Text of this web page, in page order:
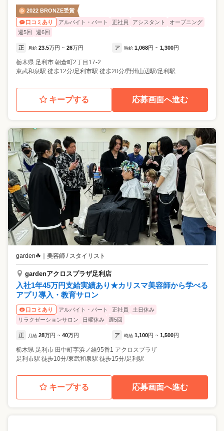
2022 BRONZE受賞
口コミあり
アルバイト・パート 正社員 アシスタント
オープニング
週5回
週6回
正 月給 23.5万円 ~ 26万円 ア 時給 1,068円 ~ 1,300円
栃木県 足利市 朝倉町2丁目17-2
東武和泉駅 徒歩12分/足利市駅 徒歩20分/野州山辺駅/足利駅
キープする 応募画面へ進む
garden☘ 美容師 / スタイリスト
gardenアクロスプラザ足利店
入社1年45万円支給実績あり★カリスマ美容師から学べる
アプリ導入・教育サロン
口コミあり アルバイト・パート 正社員
土日休み
リラクゼーションサロン
日曜休み 週5回
正 月給 28万円 ~ 40万円 ア 時給 1,100円 ~ 1,500円
栃木県 足利市 田中町字浜ノ給95番1 アクロスプラザ
足利市駅 徒歩10分/東武和泉駅 徒歩15分/足利駅
キープする 応募画面へ進む